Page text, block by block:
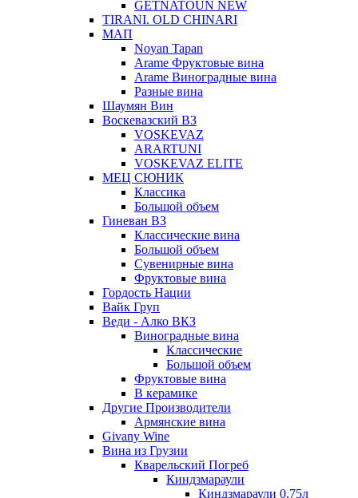
GETNATOUN NEW
TIRANI. OLD CHINARI
МАП
Noyan Tapan
Arame Фруктовые вина
Arame Виноградные вина
Разные вина
Шаумян Вин
Воскевазский ВЗ
VOSKEVAZ
ARARTUNI
VOSKEVAZ ELITE
МЕЦ СЮНИК
Классика
Большой объем
Гиневан ВЗ
Классические вина
Большой объем
Сувенирные вина
Фруктовые вина
Гордость Нации
Вайк Груп
Веди - Алко ВКЗ
Виноградные вина
Классические
Большой объем
Фруктовые вина
В керамике
Другие Производители
Армянские вина
Givany Wine
Вина из Грузии
Кварельский Погреб
Киндзмараули
Киндзмараули 0,75л